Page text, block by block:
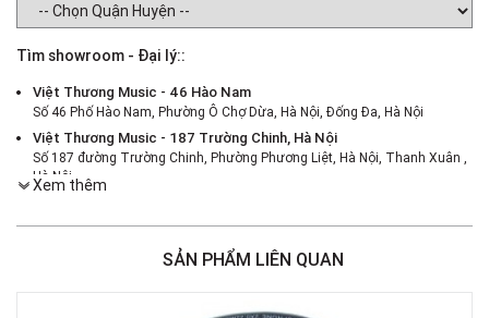
Tìm showroom - Đại lý::
Việt Thương Music - 46 Hào Nam
Số 46 Phố Hào Nam, Phường Ô Chợ Dừa, Hà Nội, Đống Đa, Hà Nội
Việt Thương Music - 187 Trường Chinh, Hà Nội
Số 187 đường Trường Chinh, Phường Phương Liệt, Hà Nội, Thanh Xuân ,
Hà Nội
386 Cách Mạng Tháng Tám, Phường Nhiêu Lộc, TPHCM, Quận 3, Hồ Chí
Việt Thương Music - 369 Điện Biên Phủ
Việt Thương Music - 180 Võ Thị Sáu
Xem thêm
SẢN PHẨM LIÊN QUAN